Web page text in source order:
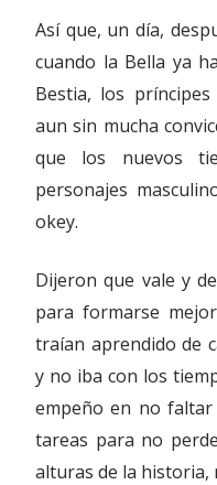
Así que, un día,
cuando la Bella ya
Bestia, los
aun sin mucha
que los nuevos
personajes
okey.
Dijeron que vale y
para formarse
traían aprendido de
y no iba con los
empeño en no
tareas para no
alturas de la historia,